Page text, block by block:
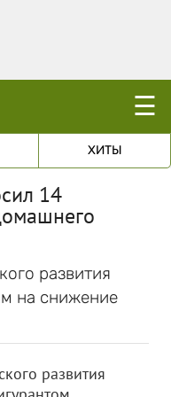
☰
ХИТЫ
14
развития
на снижение
развития